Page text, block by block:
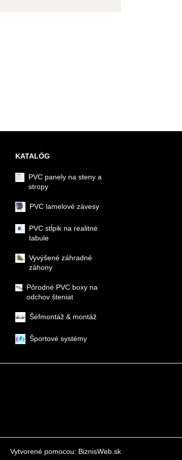
KATALÓG
PVC panely na steny a
stropy
PVC lamelové závesy
PVC stĺpik na realitné
tabule
Vyvýšené záhradné
záhony
Pôrodné PVC boxy na
odchov šteniat
Šéfmontáž & montáž
Športové systémy
Vytvorené pomocou: BiznisWeb.sk